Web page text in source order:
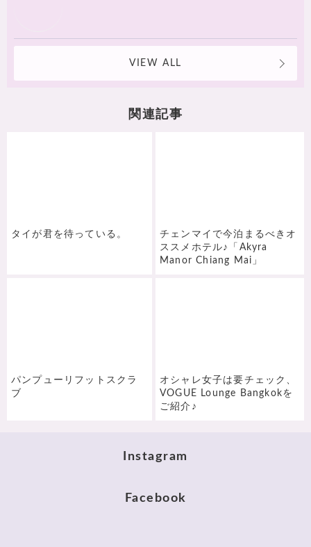
VIEW ALL
関連記事
タイが君を待っている。
チェンマイで今泊まるべきオ
ススメホテル♪「Akyra
Manor Chiang Mai」
パンプューリフットスクラ
ブ
オシャレ女子は要チェック、
VOGUE Lounge Bangkokを
ご紹介♪
Instagram
Facebook